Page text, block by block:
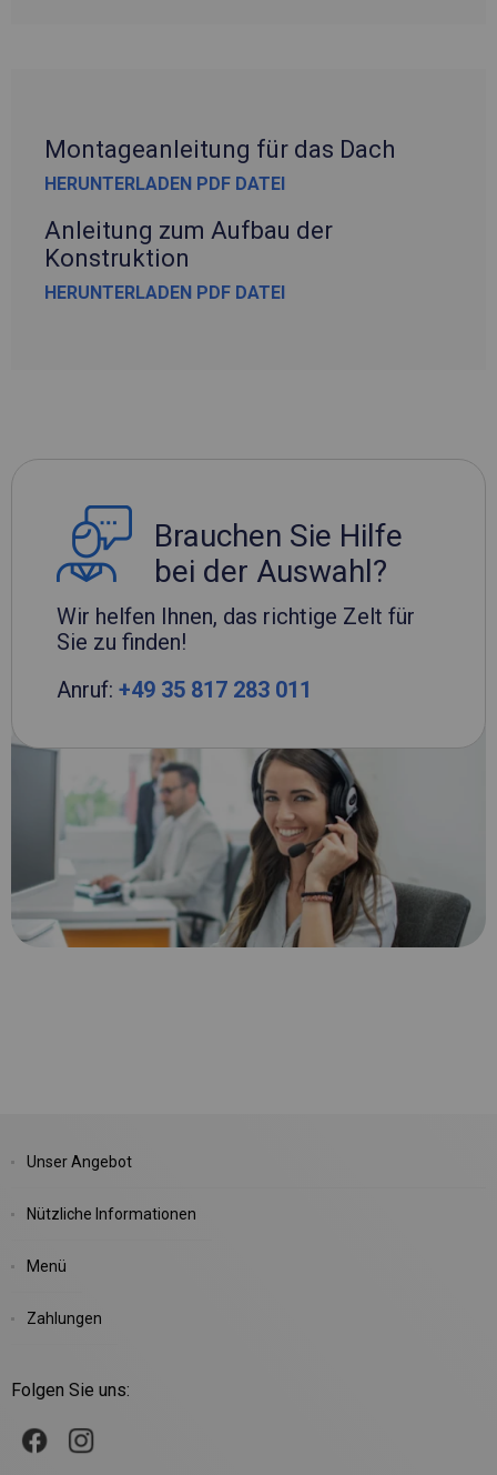
Montageanleitung für das Dach
HERUNTERLADEN PDF DATEI
Anleitung zum Aufbau der
Konstruktion
HERUNTERLADEN PDF DATEI
Brauchen Sie Hilfe
bei der Auswahl?
Wir helfen Ihnen, das richtige Zelt für
Sie zu finden!
Anruf: +49 35 817 283 011
Unser Angebot
Nützliche Informationen
Menü
Zahlungen
Folgen Sie uns: